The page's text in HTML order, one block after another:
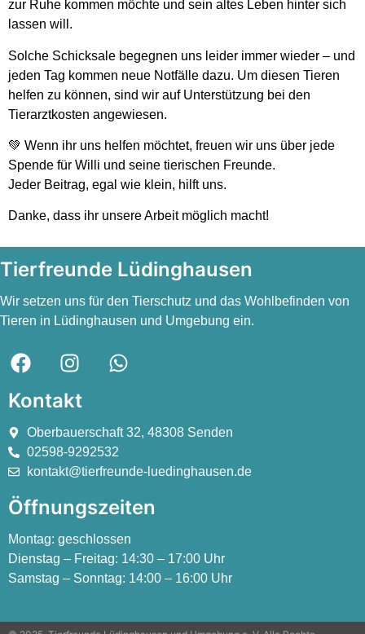
zur Ruhe kommen möchte und sein altes Leben hinter sich
lassen will.
Solche Schicksale begegnen uns leider immer wieder – und
jeden Tag kommen neue Notfälle dazu. Um diesen Tieren
helfen zu können, sind wir auf Unterstützung bei den
Tierarztkosten angewiesen.
💚 Wenn ihr uns helfen möchtet, freuen wir uns über jede
Spende für Willi und seine tierischen Freunde.
Jeder Beitrag, egal wie klein, hilft uns.
Danke, dass ihr unsere Arbeit möglich macht!
Tierfreunde Lüdinghausen
Wir setzen uns für den Tierschutz und das Wohlbefinden von
Tieren in Lüdinghausen und Umgebung ein.
Kontakt
Oberbauerschaft 32, 48308 Senden
02598-9292532
kontakt@tierfreunde-luedinghausen.de
Öffnungszeiten
Montag: geschlossen
Dienstag – Freitag: 14:30 – 17:00 Uhr
Samstag – Sonntag: 14:00 – 16:00 Uhr